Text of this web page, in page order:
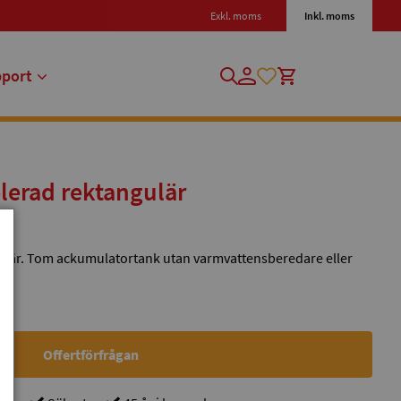
Exkl. moms Inkl. moms
rektangulär
Tom ackumulatortank utan varmvattensberedare eller
Offertförfrågan